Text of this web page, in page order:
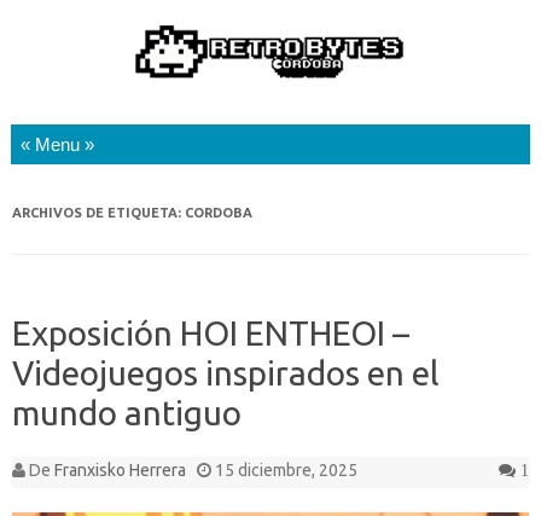
Saltar al contenido
ARCHIVOS DE ETIQUETA: CORDOBA
Exposición HOI ENTHEOI –
Videojuegos inspirados en el
mundo antiguo
De Franxisko Herrera 15 diciembre, 2025 1